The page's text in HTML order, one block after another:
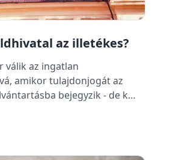
az illetékes?
válik az ingatlan
amikor tulajdonjogát az
bejegyzik - de ki